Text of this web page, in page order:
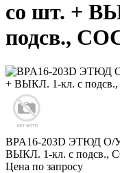
со шт. +
подсв.,
BPA16-203D ЭТЮД О/
ВЫКЛ. 1-кл. с подсв.,
Цена по запросу